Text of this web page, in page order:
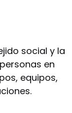
social y la
en
equipos,